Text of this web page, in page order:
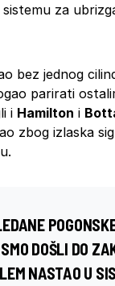
za
bez jednog
parirati
i Hamilton i
zbog izlaska
DOŠLI DO
NASTAO U